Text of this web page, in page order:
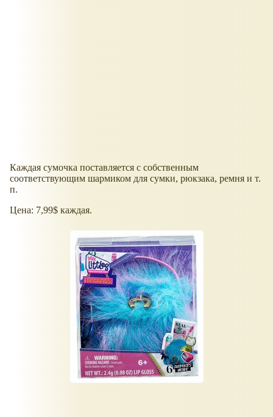
Каждая сумочка поставляется с собственным
соответствующим шармиком для сумки, рюкзака, ремня и т.
п.
Цена: 7,99$ каждая.